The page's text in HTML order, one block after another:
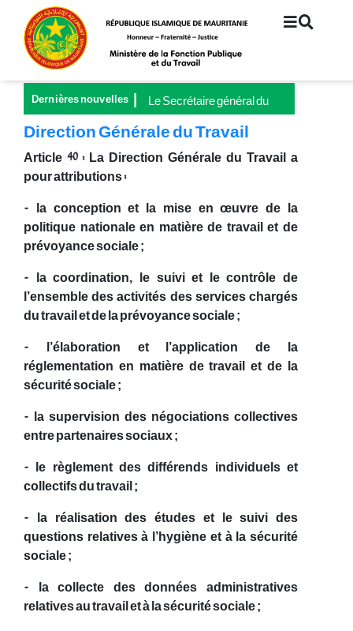
contenu
principal
Dernières nouvelles
Le Secrétaire général du
Ministère de la Fonction
publique et du Travail
préside le lancement de la
couverture universelle de
la sécurité sociale
Direction Générale du Travail
Article 40 : La Direction Générale du Travail a
pour attributions :
- la conception et la mise en œuvre de la
politique nationale en matière de travail et de
prévoyance sociale ;
- la coordination, le suivi et le contrôle de
l’ensemble des activités des services chargés
du travail et de la prévoyance sociale ;
- l’élaboration et l’application de la
réglementation en matière de travail et de la
sécurité sociale ;
- la supervision des négociations collectives
entre partenaires sociaux ;
- le règlement des différends individuels et
collectifs du travail ;
- la réalisation des études et le suivi des
questions relatives à l’hygiène et à la sécurité
sociale ;
- la collecte des données administratives
relatives au travail et à la sécurité sociale ;